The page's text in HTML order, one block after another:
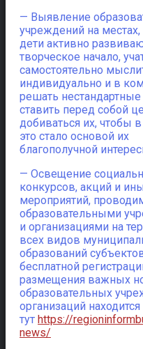
— Выявление
учреждений на
дети активно
творческое начало,
самостоятельно
индивидуально и в
решать нестандартные
ставить перед собой
добиваться их, чтобы
это стало основой их
благополучной
— Освещение
конкурсов, акций и
мероприятий,
образовательными
и организациями на
всех видов
образований
бесплатной
размещения важных
образовательных
организаций находится
тут https://
news/